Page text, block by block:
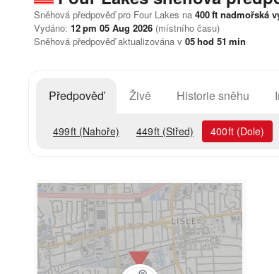
Sněhová předpověď pro Four Lakes na 400ft nadmořská
Vydáno: 12 pm 05 Aug 2026 (místního času)
Sněhová předpověď aktualizována v 05hod 51 min
Předpověď Živě Historie sněhu
499ft (Nahoře) 449ft (Střed) 400ft (Dole)